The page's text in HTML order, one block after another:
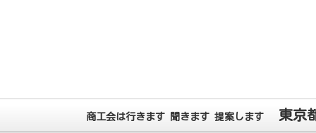
商工会は行きます 聞きます 提案します 東京